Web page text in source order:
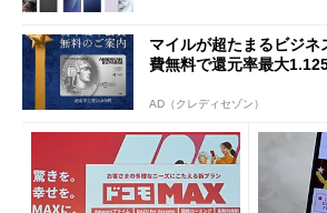
マイルが超たまるビジ
費無料で還元率最大
AD（クレディセゾン）